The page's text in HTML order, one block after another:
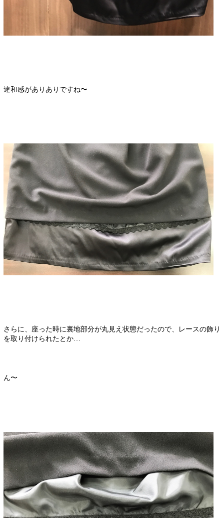
違和感がありありですね〜
さらに、座った時に裏地部分が丸見え状態だったので、レースの飾り
を取り付けられたとか…
ん〜